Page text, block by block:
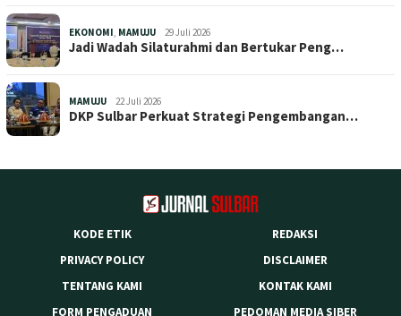
EKONOMI, MAMUJU 29 Juli 2026
Jadi Wadah Silaturahmi dan Bertukar Peng…
MAMUJU 22 Juli 2026
DKP Sulbar Perkuat Strategi Pengembangan…
KODE ETIK
REDAKSI
PRIVACY POLICY
DISCLAIMER
TENTANG KAMI
KONTAK KAMI
FORM PENGADUAN
PEDOMAN MEDIA SIBER